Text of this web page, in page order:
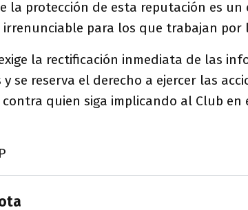
la protección de esta reputación es
irrenunciable para los que trabajan por
la rectificación inmediata de las
se reserva el derecho a ejercer las
quien siga implicando al Club en